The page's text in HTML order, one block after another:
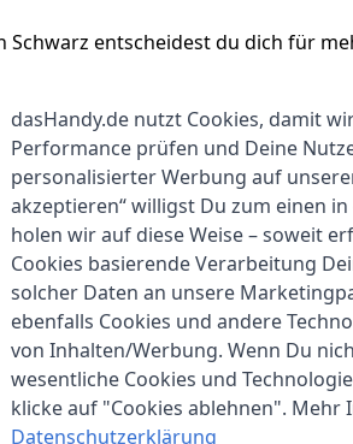
Schwarz entscheidest du dich für
zu verbessern und stets in
und gesundes Leben zu führen!
dasHandy.de nutzt Cookies, damit
Performance prüfen und Deine
personalisierter Werbung auf
akzeptieren“ willigst Du zum einen
holen wir auf diese Weise – soweit
Cookies basierende Verarbeitung
solcher Daten an unsere
ebenfalls Cookies und andere
von Inhalten/Werbung. Wenn Du
wesentliche Cookies und
klicke auf "Cookies ablehnen".
Datenschutzerklärung